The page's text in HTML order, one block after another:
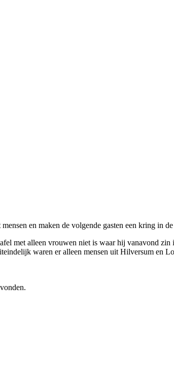
en maken de volgende gasten een kring in
met alleen vrouwen niet is waar hij vanavond zin
waren er alleen mensen uit Hilversum en